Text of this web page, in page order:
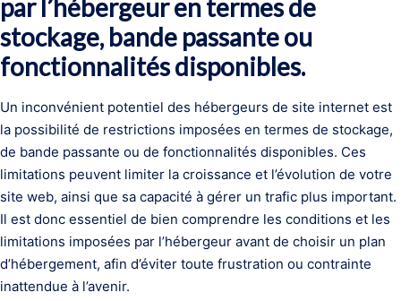
par l’hébergeur en termes de
stockage, bande passante ou
fonctionnalités disponibles.
Un inconvénient potentiel des hébergeurs de site internet est
la possibilité de restrictions imposées en termes de stockage,
de bande passante ou de fonctionnalités disponibles. Ces
limitations peuvent limiter la croissance et l’évolution de votre
site web, ainsi que sa capacité à gérer un trafic plus important.
Il est donc essentiel de bien comprendre les conditions et les
limitations imposées par l’hébergeur avant de choisir un plan
d’hébergement, afin d’éviter toute frustration ou contrainte
inattendue à l’avenir.